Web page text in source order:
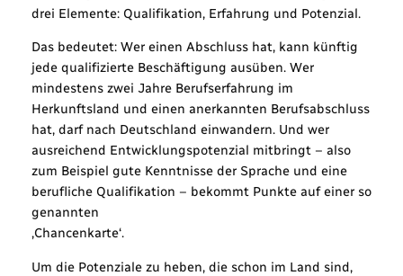
drei Elemente: Qualifikation, Erfahrung und Potenzial.
Das bedeutet: Wer einen Abschluss hat, kann künftig
jede qualifizierte Beschäftigung ausüben. Wer
mindestens zwei Jahre Berufserfahrung im
Herkunftsland und einen anerkannten Berufsabschluss
hat, darf nach Deutschland einwandern. Und wer
ausreichend Entwicklungspotenzial mitbringt – also
zum Beispiel gute Kenntnisse der Sprache und eine
berufliche Qualifikation – bekommt Punkte auf einer so
genannten
‚Chancenkarte‘.
Um die Potenziale zu heben, die schon im Land sind,